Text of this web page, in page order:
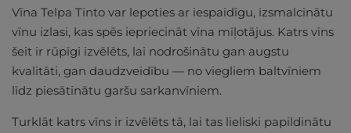
Vīna Telpa Tinto var lepoties ar iespaidīgu, izsmalcinātu
vīnu izlasi, kas spēs iepriecināt vīna mīļotājus. Katrs vīns
šeit ir rūpīgi izvēlēts, lai nodrošinātu gan augstu
kvalitāti, gan daudzveidību — no viegliem baltvīniem
līdz piesātinātu garšu sarkanvīniem.
Turklāt katrs vīns ir izvēlēts tā, lai tas lieliski papildinātu